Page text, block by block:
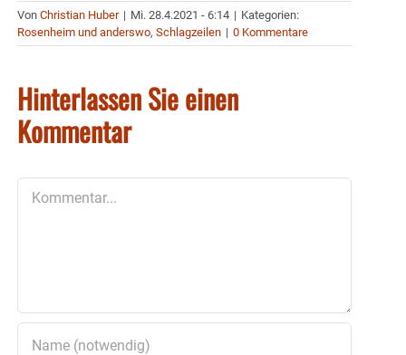
Von Christian Huber | Mi. 28.4.2021 - 6:14 | Kategorien:
Rosenheim und anderswo, Schlagzeilen | 0 Kommentare
Hinterlassen Sie einen
Kommentar